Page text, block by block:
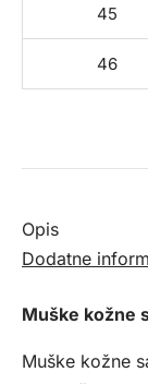
45
46
Opis
Dodatne
Muške kožne
Muške kožne